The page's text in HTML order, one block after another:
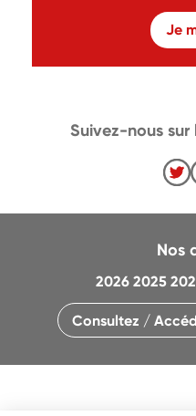
Je
Nos
2026 2025
Consultez /
Suivez-nous sur